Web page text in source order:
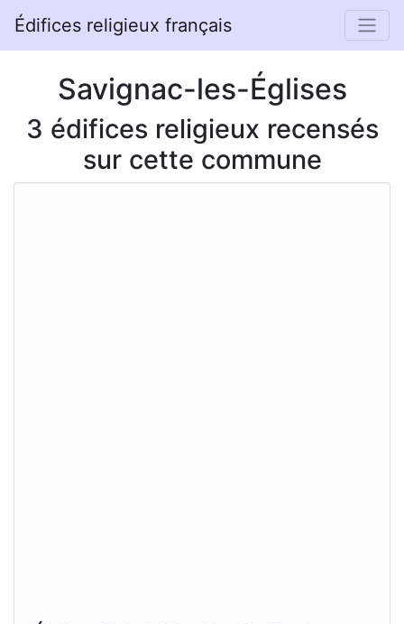
Édifices religieux français
Savignac-les-Églises
3 édifices religieux recensés
sur cette commune